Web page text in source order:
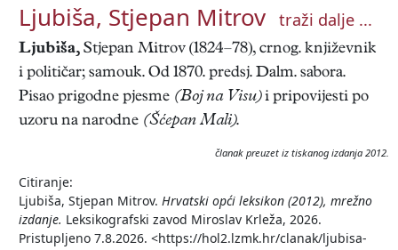
Ljubiša, Stjepan Mitrov traži dalje ...
Ljubiša, Stjepan Mitrov (1824–78), crnog. književnik
i političar; samouk. Od 1870. predsj. Dalm. sabora.
Pisao prigodne pjesme (Boj na Visu)i pripovijesti po
uzoru na narodne (Šćepan Mali).
članak preuzet iz tiskanog izdanja 2012.
Citiranje:
Ljubiša, Stjepan Mitrov. Hrvatski opći leksikon (2012), mrežno
izdanje. Leksikografski zavod Miroslav Krleža, 2026.
Pristupljeno 7.8.2026. <https://hol2.lzmk.hr/clanak/ljubisa-